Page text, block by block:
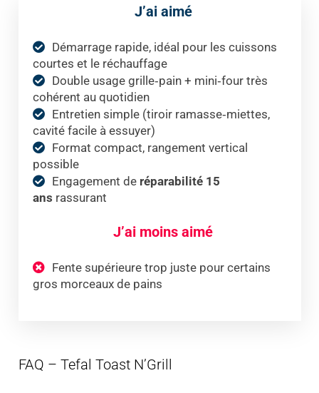
J’ai aimé
Démarrage rapide, idéal pour les cuissons
courtes et le réchauffage
Double usage grille‑pain + mini‑four très
cohérent au quotidien
Entretien simple (tiroir ramasse‑miettes,
cavité facile à essuyer)
Format compact, rangement vertical
possible
Engagement de réparabilité 15
ans rassurant
J’ai moins aimé
Fente supérieure trop juste pour certains
gros morceaux de pains
FAQ – Tefal Toast N’Grill